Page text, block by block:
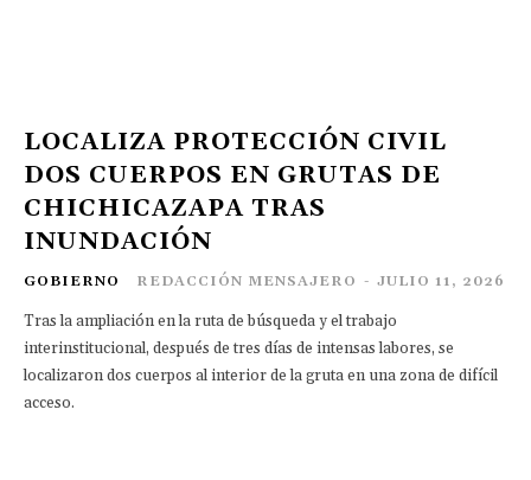
LOCALIZA PROTECCIÓN CIVIL
DOS CUERPOS EN GRUTAS DE
CHICHICAZAPA TRAS
INUNDACIÓN
GOBIERNO REDACCIÓN MENSAJERO - JULIO 11, 2026
Tras la ampliación en la ruta de búsqueda y el trabajo
interinstitucional, después de tres días de intensas labores, se
localizaron dos cuerpos al interior de la gruta en una zona de difícil
acceso.